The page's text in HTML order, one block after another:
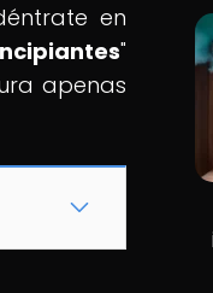
en
"
apenas